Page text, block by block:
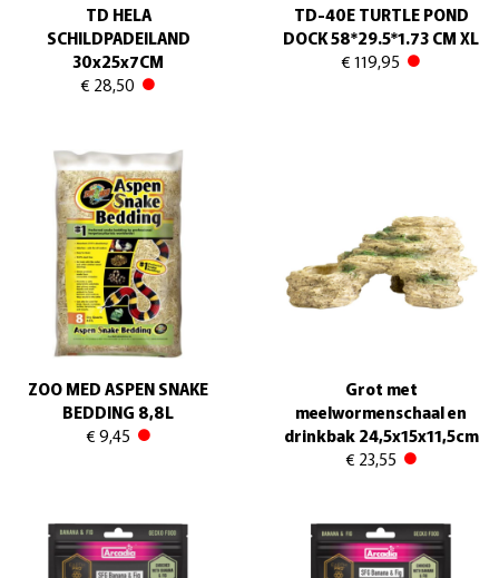
TD HELA
SCHILDPADEILAND
30x25x7CM
€ 28,50
TD-40E TURTLE POND
DOCK 58*29.5*1.73 CM XL
€ 119,95
ZOO MED ASPEN SNAKE
BEDDING 8,8L
€ 9,45
Grot met
meelwormenschaal en
drinkbak 24,5x15x11,5cm
€ 23,55